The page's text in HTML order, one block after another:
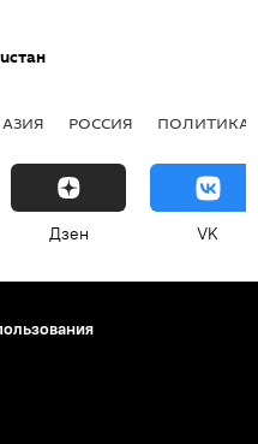
РОССИЯ ПОЛИТИКА
Дзен VK